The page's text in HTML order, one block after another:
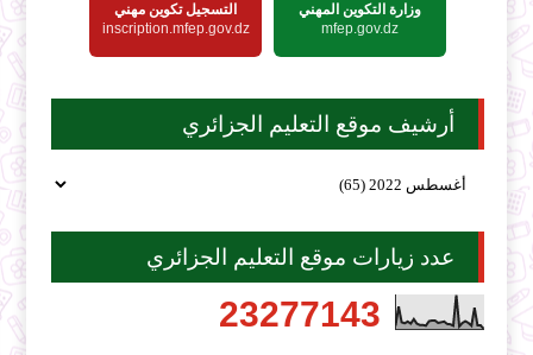
وزارة التكوين المهني
mfep.gov.dz
التسجيل تكوين مهني
inscription.mfep.gov.dz
أرشيف موقع التعليم الجزائري
عدد زيارات موقع التعليم الجزائري
23277143